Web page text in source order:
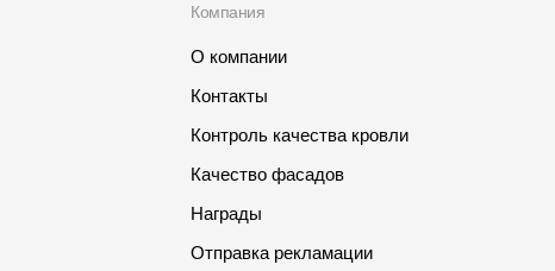
Компания
О компании
Контакты
Контроль качества кровли
Качество фасадов
Награды
Отправка рекламации